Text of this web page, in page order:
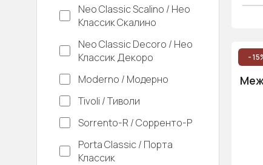
Neo Classic Scalino / Нео
Классик Скалино
Neo Classic Decoro / Нео
Классик Декоро
Moderno / Модерно
Tivoli / Тиволи
Sorrento-R / Сорренто-Р
Porta Classic / Порта
Классик
-